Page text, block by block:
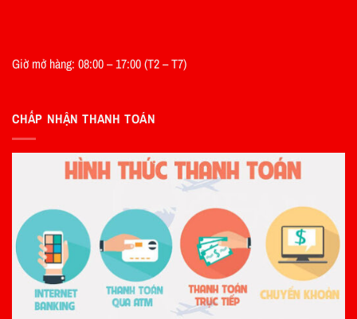
Giờ mở hàng: 08:00 – 17:00 (T2 – T7)
CHẤP NHẬN THANH TOÁN